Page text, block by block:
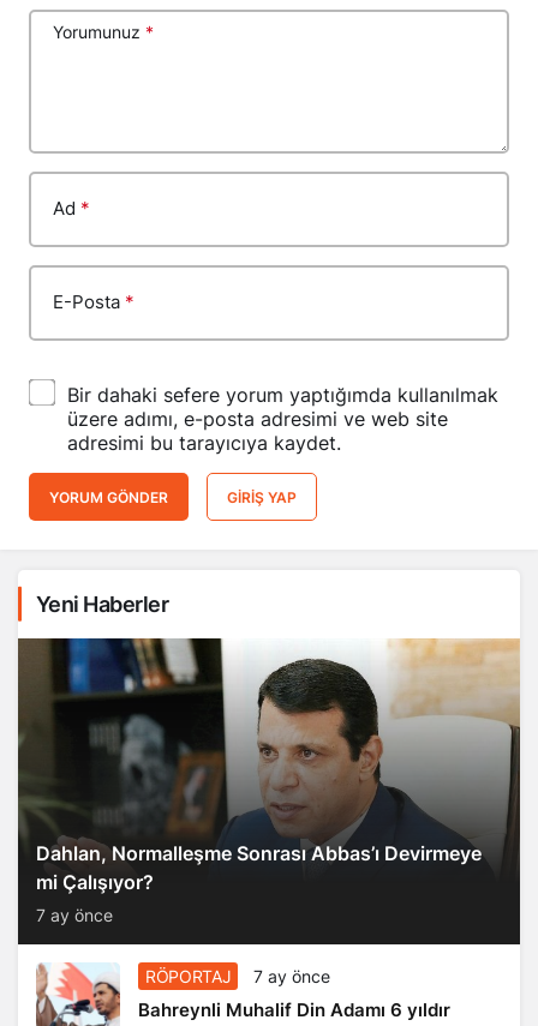
Yorumunuz *
Ad *
E-Posta *
Bir dahaki sefere yorum yaptığımda kullanılmak
üzere adımı, e-posta adresimi ve web site
adresimi bu tarayıcıya kaydet.
YORUM GÖNDER GIRIŞ YAP
Yeni Haberler
Dahlan, Normalleşme Sonrası Abbas’ı Devirmeye
mi Çalışıyor?
7 ay önce
RÖPORTAJ 7 ay önce
Bahreynli Muhalif Din Adamı 6 yıldır